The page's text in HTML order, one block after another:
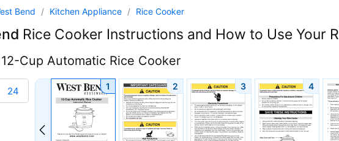
Bend / Kitchen Appliance / Rice Cooker
Rice Cooker Instructions and How to Use Your
12-Cup Automatic Rice Cooker
24 1 2 3 4